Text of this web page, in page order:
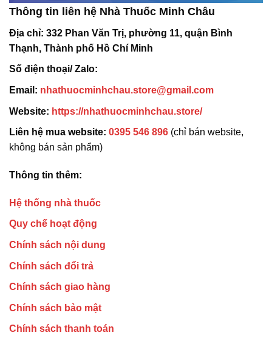
Thông tin liên hệ Nhà Thuốc Minh Châu
Địa chỉ: 332 Phan Văn Trị, phường 11, quận Bình
Thạnh, Thành phố Hồ Chí Minh
Số điện thoại/ Zalo:
Email: nhathuocminhchau.store@gmail.com
Website: https://nhathuocminhchau.store/
Liên hệ mua website: 0395 546 896 (chỉ bán website,
không bán sản phẩm)
Thông tin thêm:
Hệ thống nhà thuốc
Quy chế hoạt động
Chính sách nội dung
Chính sách đổi trả
Chính sách giao hàng
Chính sách bảo mật
Chính sách thanh toán